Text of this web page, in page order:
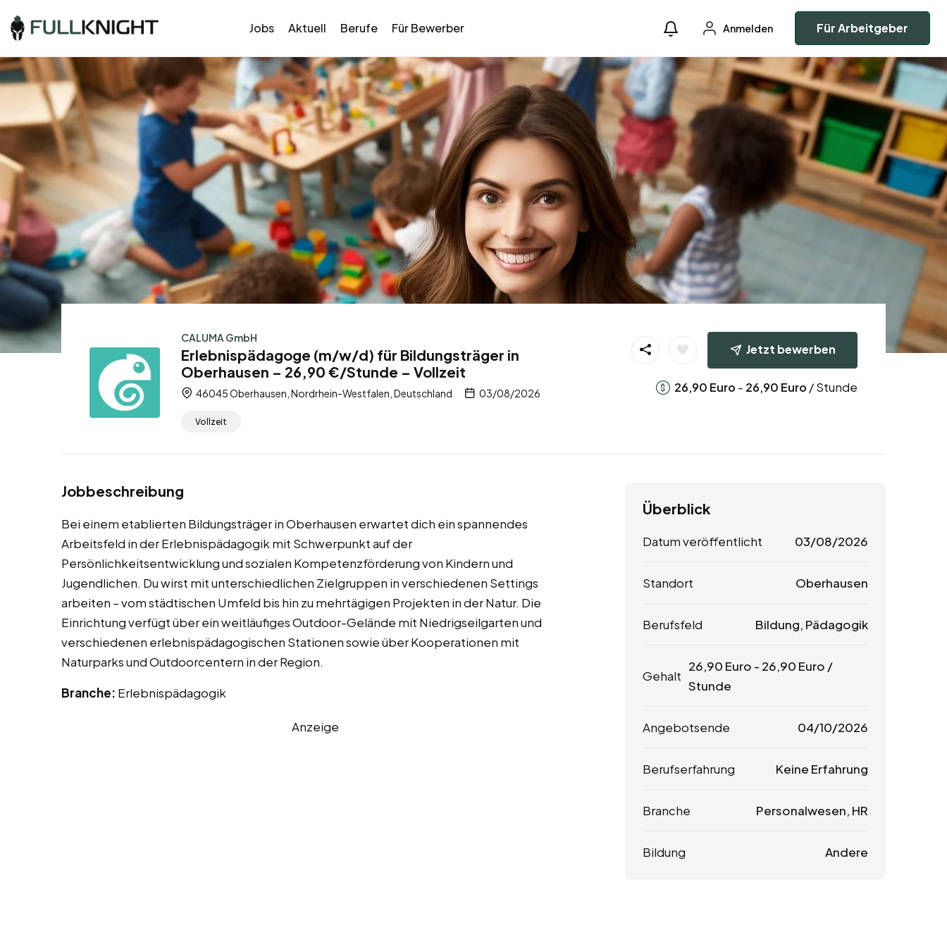
Jobs Aktuell Berufe Für Bewerber Anmelden Für Arbeitgeber
CALUMA GmbH
Erlebnispädagoge (m/w/d) für Bildungsträger in
Oberhausen – 26,90 €/Stunde – Vollzeit
46045 Oberhausen, Nordrhein-Westfalen, Deutschland 03/08/2026
Vollzeit
Jetzt bewerben
26,90 Euro - 26,90 Euro / Stunde
Jobbeschreibung
Bei einem etablierten Bildungsträger in Oberhausen erwartet dich ein spannendes
Arbeitsfeld in der Erlebnispädagogik mit Schwerpunkt auf der
Persönlichkeitsentwicklung und sozialen Kompetenzförderung von Kindern und
Jugendlichen. Du wirst mit unterschiedlichen Zielgruppen in verschiedenen Settings
arbeiten – vom städtischen Umfeld bis hin zu mehrtägigen Projekten in der Natur. Die
Einrichtung verfügt über ein weitläufiges Outdoor-Gelände mit Niedrigseilgarten und
verschiedenen erlebnispädagogischen Stationen sowie über Kooperationen mit
Naturparks und Outdoorcentern in der Region.
Branche: Erlebnispädagogik
Anzeige
Überblick
Datum veröffentlicht 03/08/2026
Standort Oberhausen
Berufsfeld Bildung, Pädagogik
Gehalt
26,90 Euro - 26,90 Euro /
Stunde
Angebotsende 04/10/2026
Berufserfahrung Keine Erfahrung
Branche Personalwesen, HR
Bildung Andere